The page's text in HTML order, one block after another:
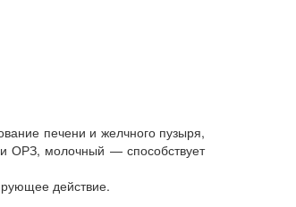
печени и желчного пузыря,
ОРЗ, молочный — способствует
действие.